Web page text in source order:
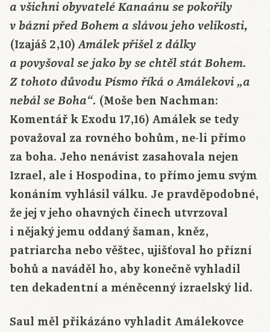
a všichni obyvatelé Kanaánu se pokořily
v bázni před Bohem a slávou jeho velikosti,
(Izajáš 2,10)Amálek přišel z dálky
a povyšoval se jako by se chtěl stát Bohem.
Z tohoto důvodu Písmo říká o Amálekovi „a
nebál se Boha“. (Moše ben Nachman:
Komentář k Exodu 17,16) Amálek se tedy
považoval za rovného bohům, ne-li přímo
za boha. Jeho nenávist zasahovala nejen
Izrael, ale i Hospodina, to přímo jemu svým
konáním vyhlásil válku. Je pravděpodobné,
že jej v jeho ohavných činech utvrzoval
i nějaký jemu oddaný šaman, kněz,
patriarcha nebo věštec, ujišťoval ho přízní
bohů a naváděl ho, aby konečně vyhladil
ten dekadentní a méněcenný izraelský lid.
Saul měl přikázáno vyhladit Amálekovce